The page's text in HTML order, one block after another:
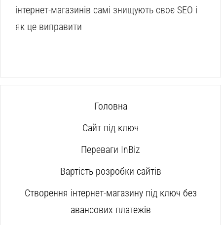
інтернет-магазинів самі знищують своє SEO і
як це виправити
Головна
Сайт під ключ
Переваги InBiz
Вартість розробки сайтів
Створення інтернет-магазину під ключ без
авансових платежів